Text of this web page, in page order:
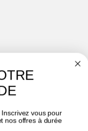
vous pour
nos offres à durée